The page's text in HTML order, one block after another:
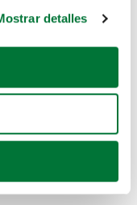
geográfica
activamente
(huellas
se procesan sus
detalles